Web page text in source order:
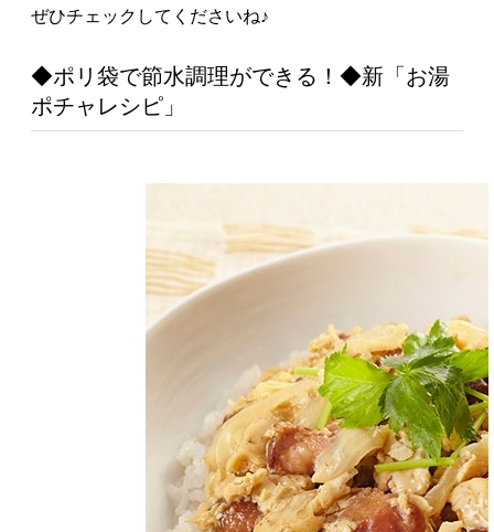
ぜひチェックしてくださいね♪
◆ポリ袋で節水調理ができる！◆新「お湯
ポチャレシピ」